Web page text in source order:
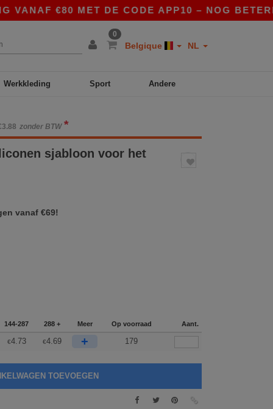
€80 MET DE CODE APP10 – NOG BETERE
0
Belgique NL
Werkkleding Sport Andere
zonder BTW *
sjabloon voor het
vanaf €69!
144-287 288 + Meer Op voorraad Aant.
€4.73 €4.69 + 179